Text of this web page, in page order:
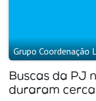
Grupo Coordenação
Buscas da PJ
duraram